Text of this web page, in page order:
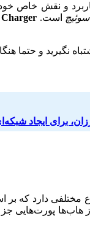
و نقش خاص
است.
برای ایجاد
مختلفی دارد که